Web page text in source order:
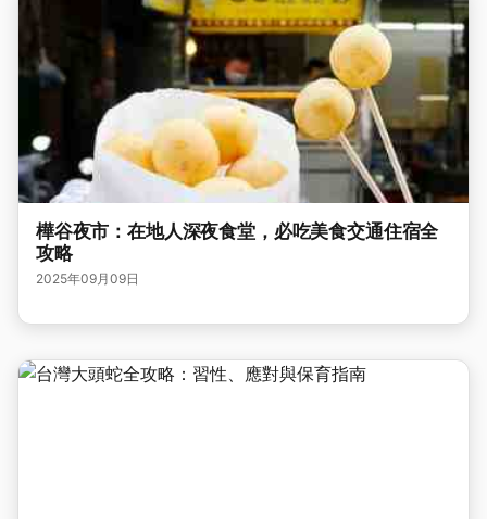
樺谷夜市：在地人深夜食堂，必吃美食交通住宿全
攻略
2025年09月09日